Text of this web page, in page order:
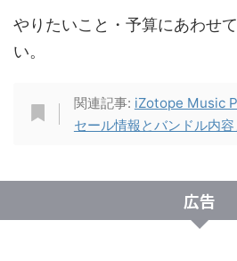
やりたいこと・予算にあわせ
い。
関連記事: iZotope Music
セール情報とバンドル内
広告